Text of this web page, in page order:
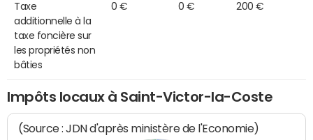
Taxe
additionnelle à la
taxe foncière sur
les propriétés non
bâties
0 € 0 € 200 €
Impôts locaux à Saint-Victor-la-Coste
(Source : JDN d'après ministère de l'Economie)